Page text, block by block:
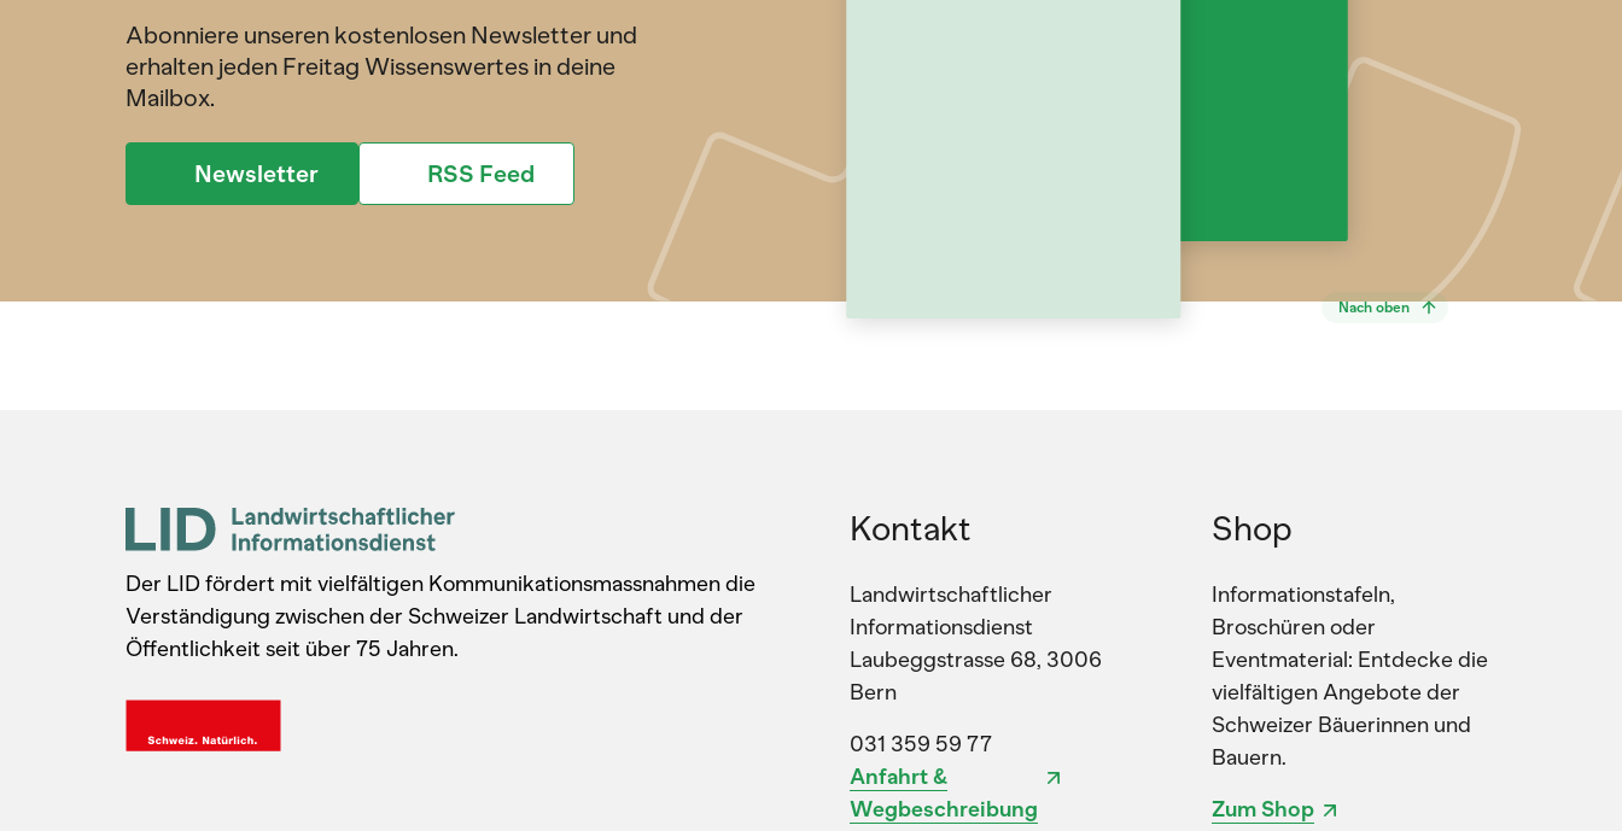
Abonniere unseren kostenlosen Newsletter und
erhalten jeden Freitag Wissenswertes in deine
Mailbox.
Newsletter RSS Feed
Nach oben
Der LID fördert mit vielfältigen Kommunikationsmassnahmen die
Verständigung zwischen der Schweizer Landwirtschaft und der
Öffentlichkeit seit über 75 Jahren.
Kontakt
Landwirtschaftlicher
Informationsdienst
Laubeggstrasse 68, 3006
Bern
031 359 59 77
Anfahrt &
Wegbeschreibung
Shop
Informationstafeln,
Broschüren oder
Eventmaterial: Entdecke die
vielfältigen Angebote der
Schweizer Bäuerinnen und
Bauern.
Zum Shop